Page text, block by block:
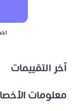
معلومات
آخر التقييمات